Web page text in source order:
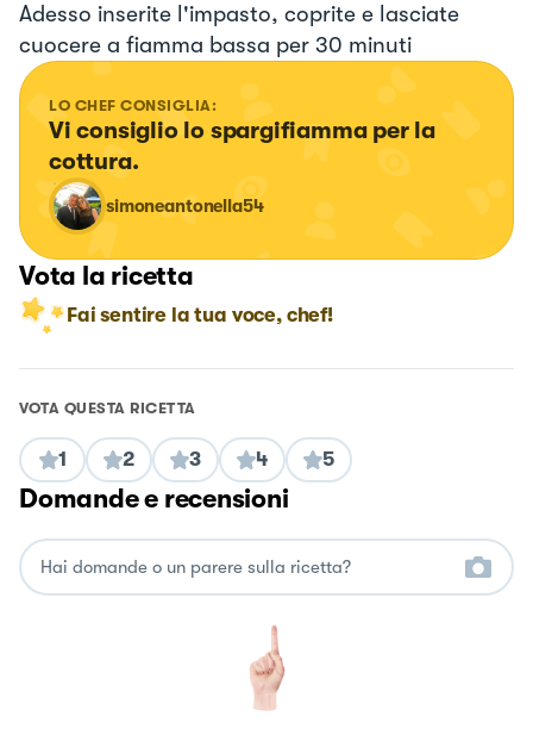
Adesso inserite l'impasto, coprite e lasciate
cuocere a fiamma bassa per 30 minuti
LO CHEF CONSIGLIA:
Vi consiglio lo spargifiamma per la
cottura.
simoneantonella54
Vota la ricetta
Fai sentire la tua voce, chef!
VOTA QUESTA RICETTA
1 2 3 4 5
Domande e recensioni